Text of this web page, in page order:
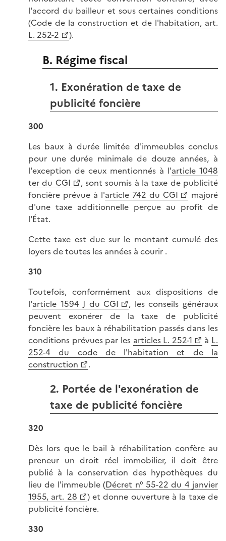
l'accord du bailleur et sous certaines conditions
(Code de la construction et de l'habitation, art.
L. 252-2
).
B. Régime fiscal
1. Exonération de taxe de
publicité foncière
300
Les baux à durée limitée d'immeubles conclus
pour une durée minimale de douze années, à
l'exception de ceux mentionnés à l'article 1048
ter du CGI
, sont soumis à la taxe de publicité
foncière prévue à l'article 742 du CGI
majoré
d'une taxe additionnelle perçue au profit de
l'État.
Cette taxe est due sur le montant cumulé des
loyers de toutes les années à courir .
310
Toutefois, conformément aux dispositions de
l'article 1594 J du CGI
, les conseils généraux
peuvent exonérer de la taxe de publicité
foncière les baux à réhabilitation passés dans les
conditions prévues par les articles L. 252-1 à L.
252-4 du code de l'habitation et de la
construction
.
2. Portée de l'exonération de
taxe de publicité foncière
320
Dès lors que le bail à réhabilitation confère au
preneur un droit réel immobilier, il doit être
publié à la conservation des hypothèques du
lieu de l'immeuble (Décret n° 55-22 du 4 janvier
1955, art. 28
) et donne ouverture à la taxe de
publicité foncière.
330